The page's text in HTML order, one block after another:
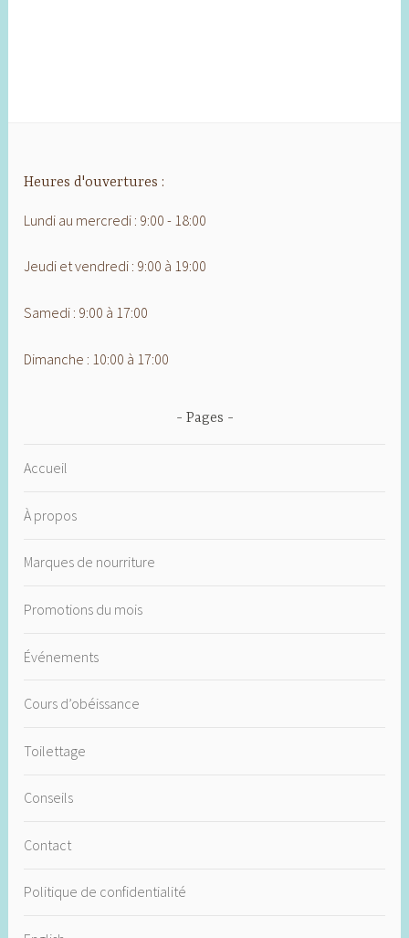
Heures d'ouvertures :
Lundi au mercredi : 9:00 - 18:00
Jeudi et vendredi : 9:00 à 19:00
Samedi : 9:00 à 17:00
Dimanche : 10:00 à 17:00
Pages
Accueil
À propos
Marques de nourriture
Promotions du mois
Événements
Cours d’obéissance
Toilettage
Conseils
Contact
Politique de confidentialité